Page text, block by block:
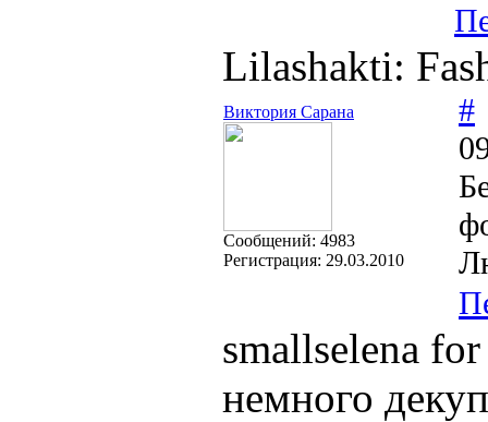
Lilashakti:
Виктория Сарана
Cообщений: 4983
Регистрация: 29.03.2010
#
smallselena
немного